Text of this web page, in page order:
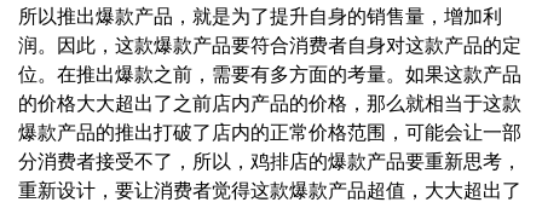
所以推出爆款产品，就是为了提升自身的销售量，增加利
润。因此，这款爆款产品要符合消费者自身对这款产品的定
位。在推出爆款之前，需要有多方面的考量。如果这款产品
的价格大大超出了之前店内产品的价格，那么就相当于这款
爆款产品的推出打破了店内的正常价格范围，可能会让一部
分消费者接受不了，所以，鸡排店的爆款产品要重新思考，
重新设计，要让消费者觉得这款爆款产品超值，大大超出了